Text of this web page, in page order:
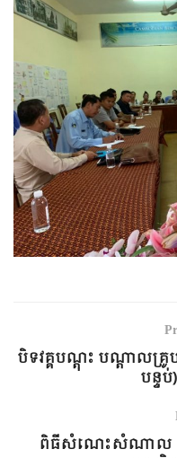
បិទវគ្គបណ្តុះ បណ្តាលគ្រូ
បន្ទ
ពិធីសំណេះសំណាល និង